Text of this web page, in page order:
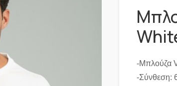
-Μπλούζα
-Σύνθεση: